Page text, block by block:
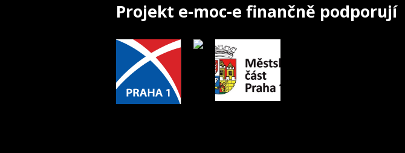
Projekt e-moc-e finančně podporují